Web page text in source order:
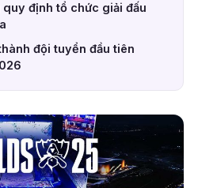
định tổ chức giải đấu
đội tuyển đầu tiên